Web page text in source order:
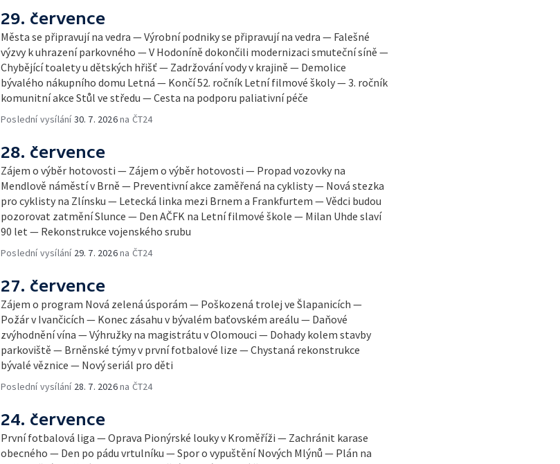
29. července
Města se připravují na vedra — Výrobní podniky se připravují na vedra — Falešné
výzvy k uhrazení parkovného — V Hodoníně dokončili modernizaci smuteční síně —
Chybějící toalety u dětských hřišť — Zadržování vody v krajině — Demolice
bývalého nákupního domu Letná — Končí 52. ročník Letní filmové školy — 3. ročník
komunitní akce Stůl ve středu — Cesta na podporu paliativní péče
Poslední vysílání30. 7. 2026na ČT24
28. července
Zájem o výběr hotovosti — Zájem o výběr hotovosti — Propad vozovky na
Mendlově náměstí v Brně — Preventivní akce zaměřená na cyklisty — Nová stezka
pro cyklisty na Zlínsku — Letecká linka mezi Brnem a Frankfurtem — Vědci budou
pozorovat zatmění Slunce — Den AČFK na Letní filmové škole — Milan Uhde slaví
90 let — Rekonstrukce vojenského srubu
Poslední vysílání 29. 7. 2026na ČT24
27. července
Zájem o program Nová zelená úsporám — Poškozená trolej ve Šlapanicích —
Požár v Ivančicích — Konec zásahu v bývalém baťovském areálu — Daňové
zvýhodnění vína — Výhružky na magistrátu v Olomouci — Dohady kolem stavby
parkoviště — Brněnské týmy v první fotbalové lize — Chystaná rekonstrukce
bývalé věznice — Nový seriál pro děti
Poslední vysílání 28. 7. 2026na ČT24
24. července
První fotbalová liga — Oprava Pionýrské louky v Kroměříži — Zachránit karase
obecného — Den po pádu vrtulníku — Spor o vypuštění Nových Mlýnů — Plán na